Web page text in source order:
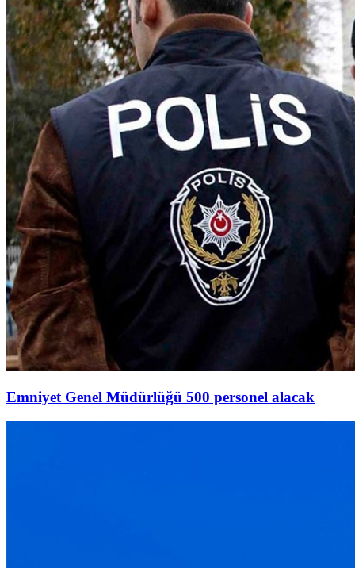
Emniyet Genel Müdürlüğü 500 personel alacak